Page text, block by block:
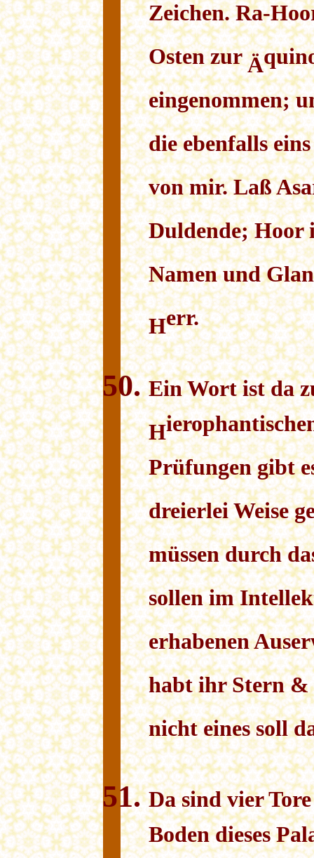
Zeichen. Ra-
Osten zurÄ
eingenommen;
die ebenfalls
von mir. Laß
Duldende; Hoor
Namen und
Herr.
Ein Wort ist da
H
Prüfungen gibt
dreierlei Weise
müssen durch
sollen im
erhabenen
habt ihr Stern &
nicht eines soll
Da sind vier
Boden dieses